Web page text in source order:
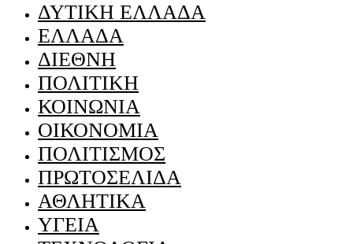
ΔΥΤΙΚΗ ΕΛΛΑΔΑ
ΕΛΛΑΔΑ
ΔΙΕΘΝΗ
ΠΟΛΙΤΙΚΗ
ΚΟΙΝΩΝΙΑ
ΟΙΚΟΝΟΜΙΑ
ΠΟΛΙΤΙΣΜΟΣ
ΠΡΩΤΟΣΕΛΙΔΑ
ΑΘΛΗΤΙΚΑ
ΥΓΕΙΑ